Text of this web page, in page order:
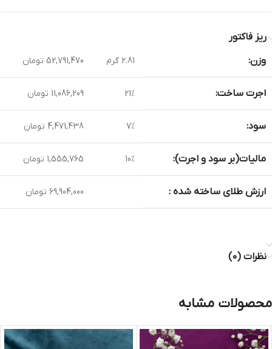
ریز فاکتور
وزن:
2.81 گرم 52,791,470 تومان
اجرت ساخت: 21% 11,086,209 تومان
سود: 7% 4,471,438 تومان
مالیات(بر سود و اجرت): 10% 1,555,765 تومان
ارزش طلای ساخته شده : 69,904,000 تومان
نظرات (0)
محصولات مشابه